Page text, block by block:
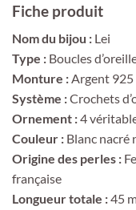
Fiche produit
Nom du bijou : Lei
Type : Boucles
Monture :Argent 925
Système :Crochets
Ornement :4
Couleur : Blanc nacré
Origine des perles :
française
Longueur totale :45